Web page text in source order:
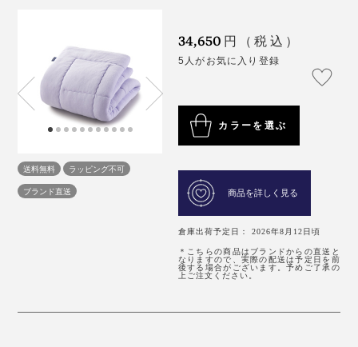
送料無料
ラッピング不可
ブランド直送
34,650 円（税込）
5人がお気に入り登録
カラーを選ぶ
商品を詳しく見る
倉庫出荷予定日： 2026年8月12日頃
＊こちらの商品はブランドからの直送と
なりますので、実際の配送は予定日を前
後する場合がございます。予めご了承の
上ご注文ください。